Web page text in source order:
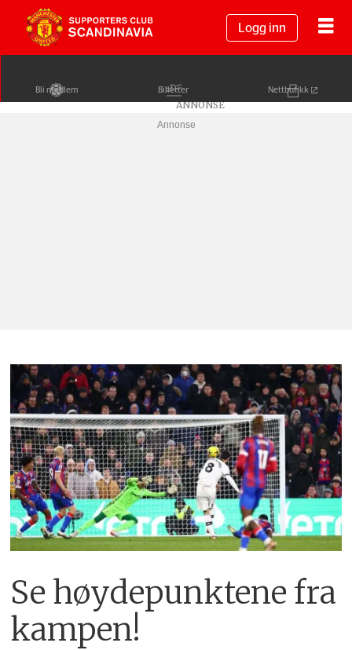
Logg inn
Bli medlem Billetter Nettbutikk
Annonse
Se høydepunktene fra
kampen!